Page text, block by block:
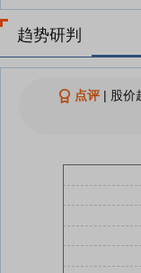
国家能
07-31
回购、
查
趋势研判
点评| 股价